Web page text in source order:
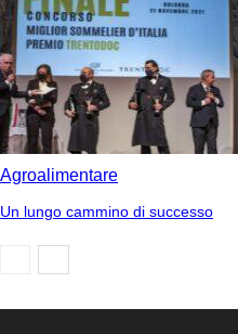
Agroalimentare
Un lungo cammino di successo